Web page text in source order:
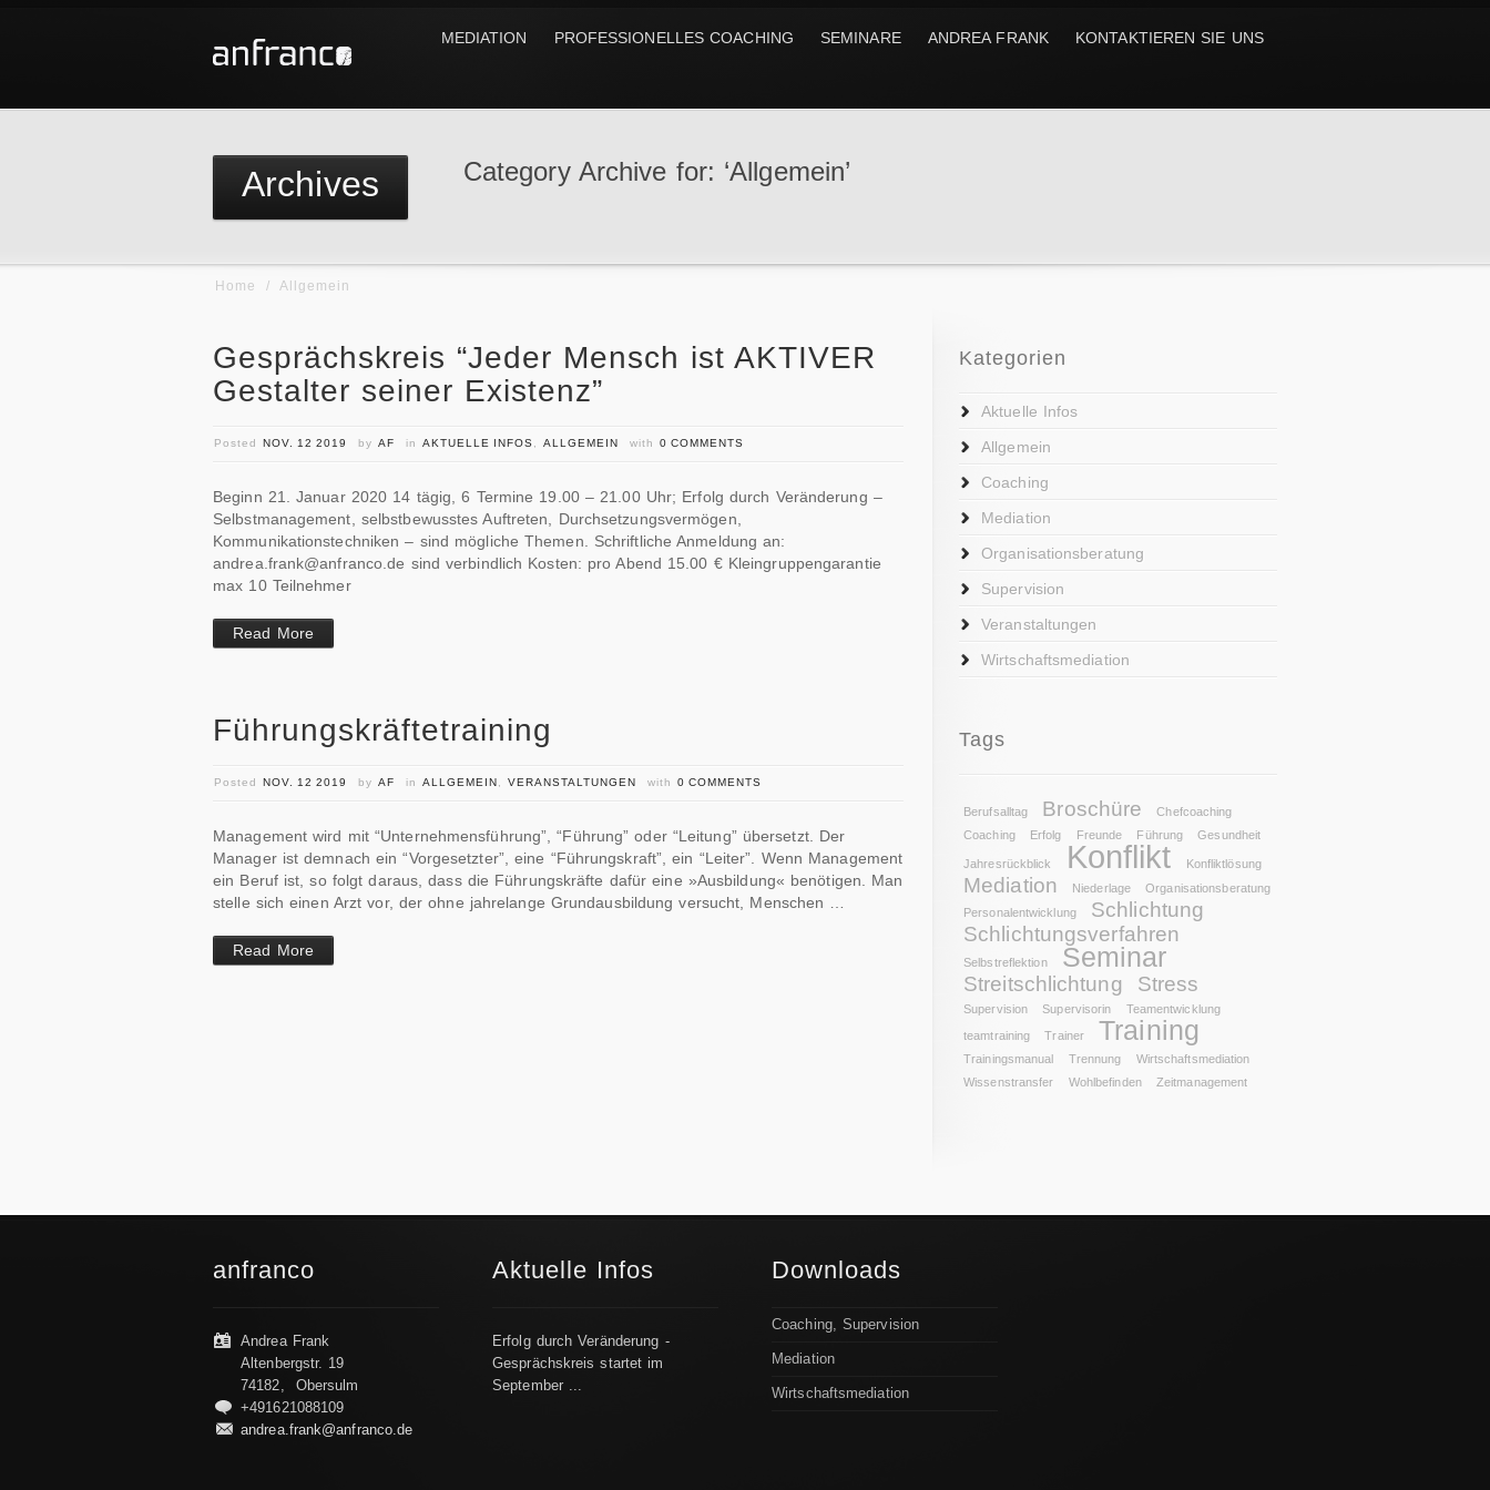
MEDIATION PROFESSIONELLES COACHING SEMINARE ANDREA FRANK KONTAKTIEREN SIE UNS
Archives Category Archive for: ‘Allgemein’
Home / Allgemein
Gesprächskreis “Jeder Mensch ist AKTIVER
Gestalter seiner Existenz”
Posted NOV. 12 2019 by AF in AKTUELLE INFOS ALLGEMEIN with 0 COMMENTS
Beginn 21. Januar 2020 14 tägig, 6 Termine 19.00 – 21.00 Uhr; Erfolg durch Veränderung –
Selbstmanagement, selbstbewusstes Auftreten, Durchsetzungsvermögen,
Kommunikationstechniken – sind mögliche Themen. Schriftliche Anmeldung an:
andrea.frank@anfranco.de sind verbindlich Kosten: pro Abend 15.00 € Kleingruppengarantie
max 10 Teilnehmer
Read More
Führungskräftetraining
Posted NOV. 12 2019 by AF in ALLGEMEIN VERANSTALTUNGEN with 0 COMMENTS
Management wird mit “Unternehmensführung”, “Führung” oder “Lei­tung” übersetzt. Der
Manager ist demnach ein “Vorgesetzter”, eine “Führungskraft”, ein “Leiter”. Wenn Management
ein Beruf ist, so folgt daraus, dass die Führungskräfte dafür eine »Ausbildung« benötigen. Man
stelle sich einen Arzt vor, der ohne jahrelange Grundausbildung versucht, Menschen …
Read More
Kategorien
Aktuelle Infos
Allgemein
Coaching
Mediation
Organisationsberatung
Supervision
Veranstaltungen
Wirtschaftsmediation
Tags
Berufsalltag Broschüre
Chefcoaching
Coaching
Erfolg Freunde Führung Gesundheit
Jahresrückblick Konflikt Konfliktlösung
Mediation Niederlage
Organisationsberatung
Personalentwicklung
Schlichtung
Schlichtungsverfahren
Selbstreflektion Seminar
Streitschlichtung Stress
Supervision Supervisorin
Teamentwicklung
teamtraining
Trainer Training
Trainingsmanual Trennung
Wirtschaftsmediation
Wissenstransfer
Wohlbefinden Zeitmanagement
anfranco
Andrea Frank
Altenbergstr. 19
74182, Obersulm
+491621088109
andrea.frank@anfranco.de
Aktuelle Infos
Erfolg durch Veränderung -
Gesprächskreis startet im
September ...
Downloads
Coaching, Supervision
Mediation
Wirtschaftsmediation